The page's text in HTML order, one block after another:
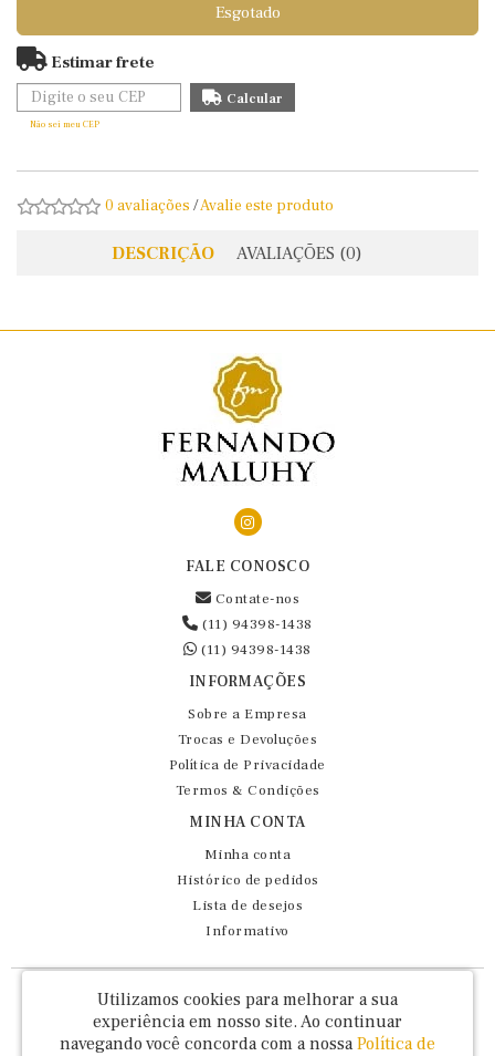
Esgotado
Estimar frete
Não sei meu CEP
0 avaliações /Avalie este produto
DESCRIÇÃO AVALIAÇÕES (0)
FALE CONOSCO
Contate-nos
(11) 94398-1438
(11) 94398-1438
INFORMAÇÕES
Sobre a Empresa
Trocas e Devoluções
Política de Privacidade
Termos & Condições
MINHA CONTA
Minha conta
Histórico de pedidos
Lista de desejos
Informativo
Fernando Maluhy Cia Ltda - CNPJ: 60.458.825/0001-86
Rua Dr Euclydes da Cunha, 47 - Brás - São Paulo / SP - CEP 03016-030
Utilizamos cookies para melhorar a sua
experiência em nosso site. Ao continuar
navegando você concorda com a nossa Política de